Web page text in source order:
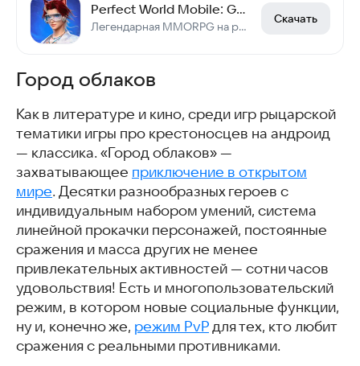
Perfect World Mobile: Gods War
Легендарная MMORPG на русском. Открытый мир, полеты, классы, гильдии и PvP!
Скачать
Город облаков
Как в литературе и кино, среди игр рыцарской
тематики игры про крестоносцев на андроид
— классика. «Город облаков» —
захватывающее приключение в открытом
мире. Десятки разнообразных героев с
индивидуальным набором умений, система
линейной прокачки персонажей, постоянные
сражения и масса других не менее
привлекательных активностей — сотни часов
удовольствия! Есть и многопользовательский
режим, в котором новые социальные функции,
ну и, конечно же, режим PvP для тех, кто любит
сражения с реальными противниками.